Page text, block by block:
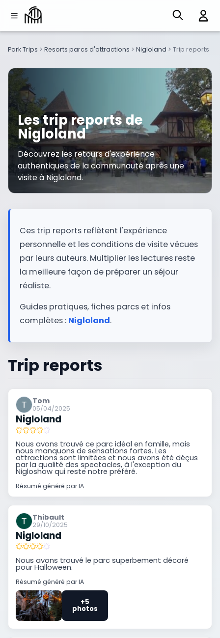
Park Trips > Resorts parcs d'attractions > Nigloland > Trip reports
Les trip reports de
Nigloland
Découvrez les retours d'expérience
authentiques de la communauté après une
visite à Nigloland.
Ces trip reports reflètent l'expérience
personnelle et les conditions de visite vécues
par leurs auteurs. Multiplier les lectures reste
la meilleure façon de préparer un séjour
réaliste.
Guides pratiques, fiches parcs et infos
complètes : Nigloland.
Trip reports
Tom
05/04/2025
Nigloland
Nous avons trouvé ce parc idéal en famille, mais
nous manquons de sensations fortes. Les
attractions sont limitées et nous avons été déçus
par la qualité des spectacles, à l'exception du
Nigloshow qui reste notre préféré.
Résumé généré par IA
Thibault
29/10/2025
Nigloland
Nous avons trouvé le parc superbement décoré
pour Halloween.
Résumé généré par IA
+5
photos